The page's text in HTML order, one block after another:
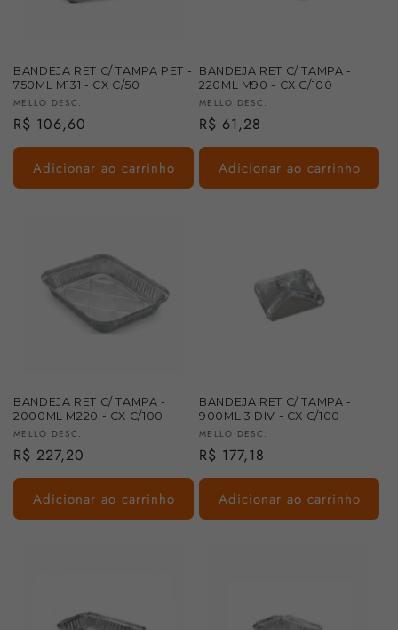
BANDEJA RET C/ TAMPA PET -
750ML M131 - CX C/50
Fornecedor:
MELLO DESC.
Preço
normal
R$ 106,60
Adicionar ao carrinho
BANDEJA RET C/ TAMPA -
220ML M90 - CX C/100
Fornecedor:
MELLO DESC.
Preço
normal
R$ 61,28
Adicionar ao carrinho
BANDEJA RET C/ TAMPA -
2000ML M220 - CX C/100
Fornecedor:
MELLO DESC.
Preço
normal
R$ 227,20
Adicionar ao carrinho
BANDEJA RET C/ TAMPA -
900ML 3 DIV - CX C/100
Fornecedor:
MELLO DESC.
Preço
normal
R$ 177,18
Adicionar ao carrinho